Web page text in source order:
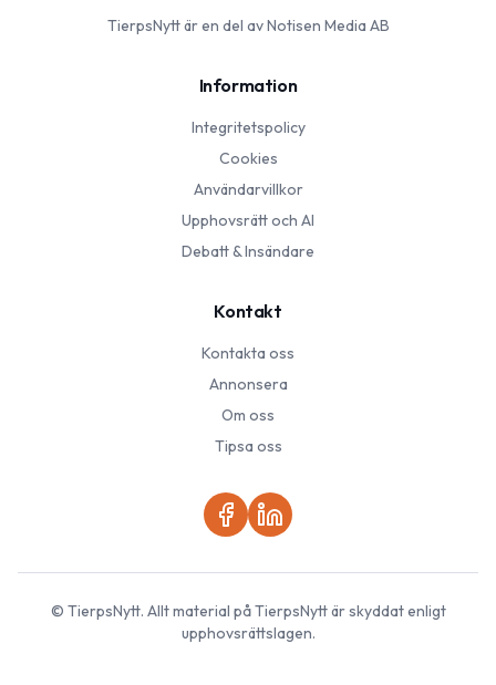
TierpsNyttär en del av Notisen Media AB
Information
Integritetspolicy
Cookies
Användarvillkor
Upphovsrätt och AI
Debatt & Insändare
Kontakt
Kontakta oss
Annonsera
Om oss
Tipsa oss
© TierpsNytt. Allt material påTierpsNyttär skyddat enligt
upphovsrättslagen.